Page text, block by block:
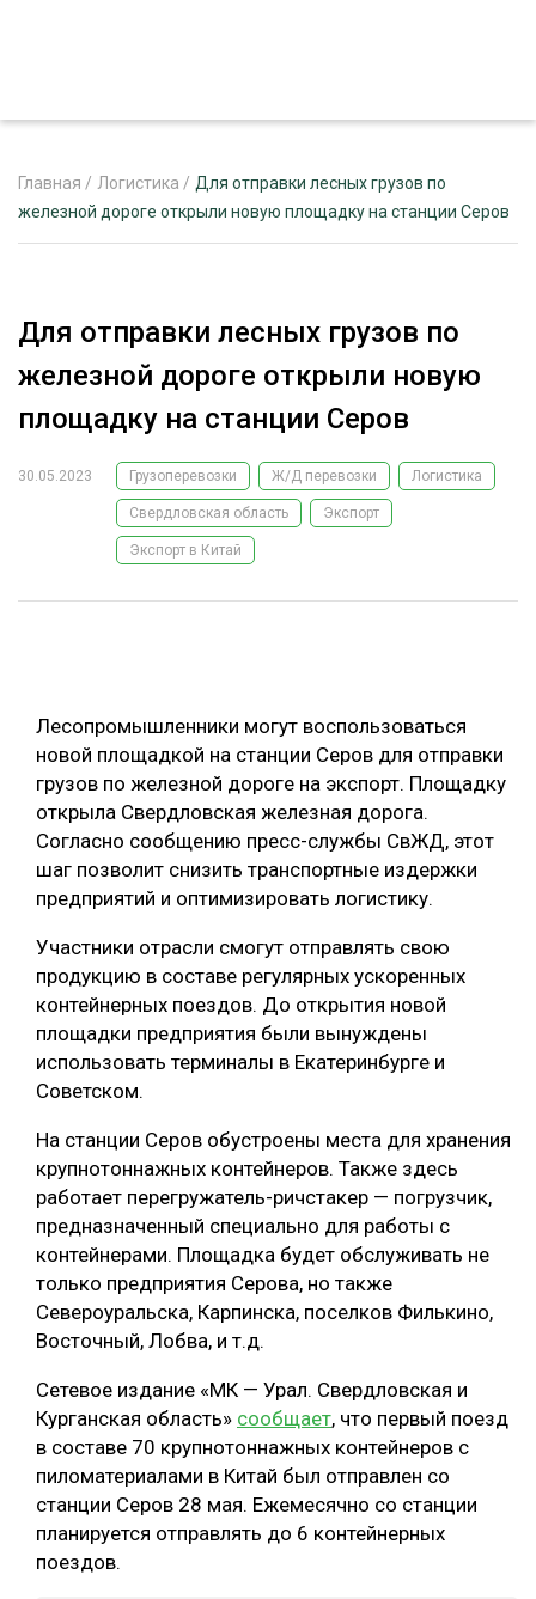
РЕКЛАМОДАТЕЛЯМ
ЛЕСНОЕ ХОЗЯЙСТВО
ЛЕСОЗАГОТОВКА
ОБРАБОТКА ДРЕВЕСИНЫ
ЛОГИСТИКА
ПРОИЗВОДСТВО ДРЕВЕСНЫХ ПЛИТ
КОМПЛЕКСНАЯ ПЕРЕРАБОТКА
ЛЕСОПИЛЕНИЕ
ДЕРЕВЯННОЕ ДОМОСТРОЕНИЕ
СОРТИРОВКА ДРЕВЕСИНЫ
МЕБЕЛЬНОЕ ПРОИЗВОДСТВО
ПОДБОРКИ СТАТЕЙ
ЭКСПЕРТНОЕ МНЕНИЕ
Главная / Логистика / Для отправки лесных грузов по
железной дороге открыли новую площадку на станции Серов
Для отправки лесных грузов по
железной дороге открыли новую
площадку на станции Серов
30.05.2023 Грузоперевозки Ж/Д перевозки Логистика
Свердловская область Экспорт
Экспорт в Китай
Лесопромышленники могут воспользоваться
новой площадкой на станции Серов для отправки
грузов по железной дороге на экспорт. Площадку
открыла Свердловская железная дорога.
Согласно сообщению пресс-службы СвЖД, этот
шаг позволит снизить транспортные издержки
предприятий и оптимизировать логистику.
Участники отрасли смогут отправлять свою
продукцию в составе регулярных ускоренных
контейнерных поездов. До открытия новой
площадки предприятия были вынуждены
использовать терминалы в Екатеринбурге и
Советском.
На станции Серов обустроены места для хранения
крупнотоннажных контейнеров. Также здесь
работает перегружатель-ричстакер — погрузчик,
предназначенный специально для работы с
контейнерами. Площадка будет обслуживать не
только предприятия Серова, но также
Североуральска, Карпинска, поселков Филькино,
Восточный, Лобва, и т.д.
Сетевое издание «МК — Урал. Свердловская и
Курганская область» сообщает, что первый поезд
в составе 70 крупнотоннажных контейнеров с
пиломатериалами в Китай был отправлен со
станции Серов 28 мая. Ежемесячно со станции
планируется отправлять до 6 контейнерных
поездов.